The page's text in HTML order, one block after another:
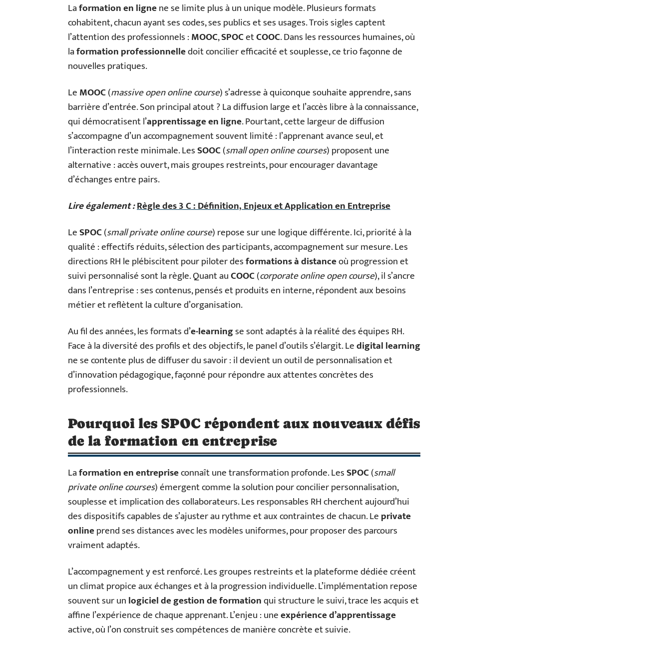
Laformation en lignene se limite plus à un unique modèle. Plusieurs formats
cohabitent, chacun ayant ses codes, ses publics et ses usages. Trois sigles captent
l’attention des professionnels :MOOC,SPOCetCOOC. Dans les ressources humaines, où
laformation professionnelledoit concilier efficacité et souplesse, ce trio façonne de
nouvelles pratiques.
LeMOOC(massive open online course) s’adresse à quiconque souhaite apprendre, sans
barrière d’entrée. Son principal atout ? La diffusion large et l’accès libre à la connaissance,
qui démocratisent l’apprentissage en ligne. Pourtant, cette largeur de diffusion
s’accompagne d’un accompagnement souvent limité : l’apprenant avance seul, et
l’interaction reste minimale. LesSOOC(small open online courses) proposent une
alternative : accès ouvert, mais groupes restreints, pour encourager davantage
d’échanges entre pairs.
Lire également :Règle des 3 C : Définition, Enjeux et Application en Entreprise
LeSPOC(small private online course) repose sur une logique différente. Ici, priorité à la
qualité : effectifs réduits, sélection des participants, accompagnement sur mesure. Les
directions RH le plébiscitent pour piloter desformations à distanceoù progression et
suivi personnalisé sont la règle. Quant auCOOC(corporate online open course), il s’ancre
dans l’entreprise : ses contenus, pensés et produits en interne, répondent aux besoins
métier et reflètent la culture d’organisation.
Au fil des années, les formats d’e-learningse sont adaptés à la réalité des équipes RH.
Face à la diversité des profils et des objectifs, le panel d’outils s’élargit. Ledigital learning
ne se contente plus de diffuser du savoir : il devient un outil de personnalisation et
d’innovation pédagogique, façonné pour répondre aux attentes concrètes des
professionnels.
Pourquoi les SPOC répondent aux nouveaux défis
de la formation en entreprise
Laformation en entrepriseconnaît une transformation profonde. LesSPOC(small
private online courses) émergent comme la solution pour concilier personnalisation,
souplesse et implication des collaborateurs. Les responsables RH cherchent aujourd’hui
des dispositifs capables de s’ajuster au rythme et aux contraintes de chacun. Leprivate
onlineprend ses distances avec les modèles uniformes, pour proposer des parcours
vraiment adaptés.
L’accompagnement y est renforcé. Les groupes restreints et la plateforme dédiée créent
un climat propice aux échanges et à la progression individuelle. L’implémentation repose
souvent sur unlogiciel de gestion de formationqui structure le suivi, trace les acquis et
affine l’expérience de chaque apprenant. L’enjeu : uneexpérience d’apprentissage
active, où l’on construit ses compétences de manière concrète et suivie.